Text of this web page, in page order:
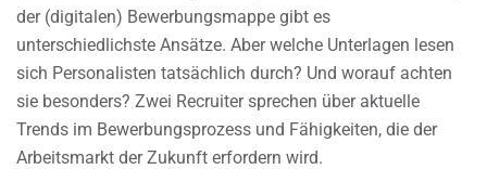
der (digitalen) Bewerbungsmappe gibt es
unterschiedlichste Ansätze. Aber welche Unterlagen lesen
sich Personalisten tatsächlich durch? Und worauf achten
sie besonders? Zwei Recruiter sprechen über aktuelle
Trends im Bewerbungsprozess und Fähigkeiten, die der
Arbeitsmarkt der Zukunft erfordern wird.